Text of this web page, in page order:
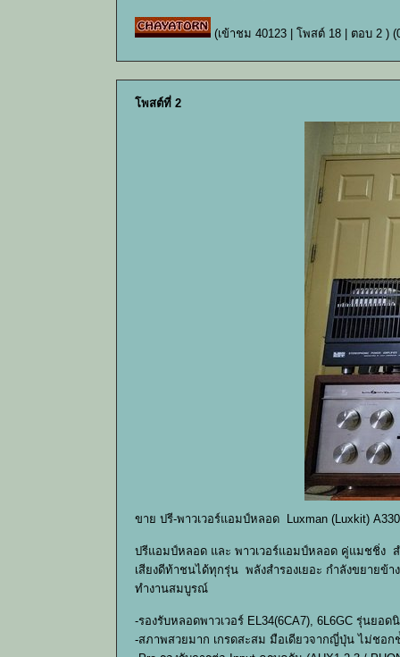
(เข้าชม 40123 | โพสต์ 18 | ตอบ 2 )
โพสต์ที่ 2
ขาย ปรี-พาวเวอร์แอมป์หลอด Luxman (Luxkit)
ปรีแอมป์หลอด และ พาวเวอร์แอมป์หลอด คู่แมชชิ่ง
เสียงดีท้าชนได้ทุกรุ่น พลังสำรองเยอะ กำลังขยายข้า
ทำงานสมบูรณ์
-รองรับหลอดพาวเวอร์ EL34(6CA7), 6L6GC รุ่นยอ
-สภาพสวยมาก เกรดสะสม มือเดียวจากญี่ปุ่น ไม่ชอก